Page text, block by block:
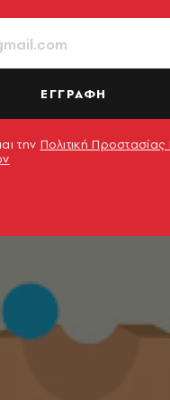
ΕΓΓΡΑΦΗ
την Πολιτική